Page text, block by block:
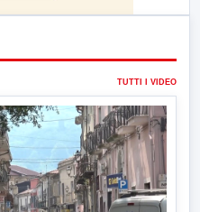
TUTTI I VIDEO